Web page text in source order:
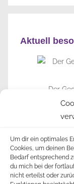
Um dir ein optimales
Cookies, um deinen
Bedarf entsprechend
du mich bei der
nicht erteilst oder
Aktuell
Der